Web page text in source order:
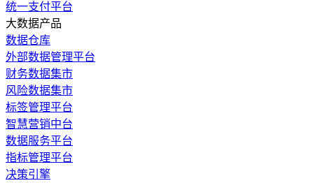
统一支付平台
大数据产品
数据仓库
外部数据管理平台
财务数据集市
风险数据集市
标签管理平台
智慧营销中台
数据服务平台
指标管理平台
决策引擎